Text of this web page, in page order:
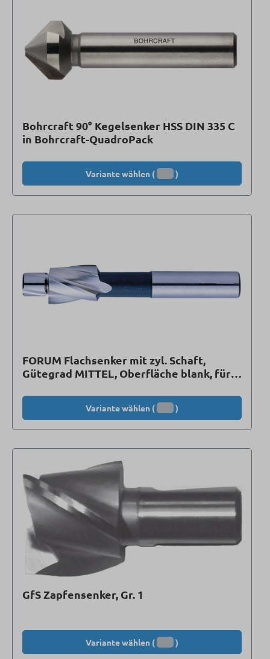
Bohrcraft 90° Kegelsenker HSS DIN 335 C
in Bohrcraft-QuadroPack
Variante wählen ( )
FORUM Flachsenker mit zyl. Schaft,
Gütegrad MITTEL, Oberfläche blank, für
Variante wählen ( )
GfS Zapfensenker, Gr. 1
Variante wählen ( )